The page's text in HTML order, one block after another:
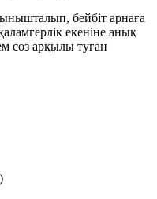
бейбіт арнаға
екеніне анық
сөз арқылы туған